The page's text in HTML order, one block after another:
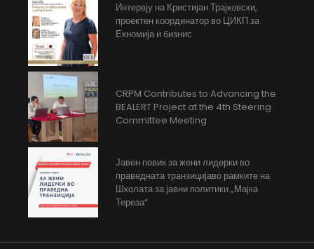
Интервју на Кристијан Трајковски,
проектен координатор во ЦИКП за
Екномија и бизнис
CRPM Contributes to Advancing the
BEALERT Project at the 4th Steering
Committee Meeting
Јавен повик за жени лидерки во
праведната транзицијаво рамките на
Школата за јавни политики „Мајка
Тереза“